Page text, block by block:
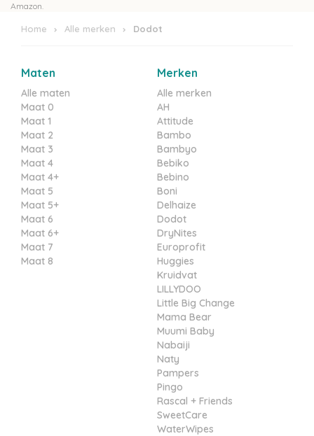
Amazon.
Home Alle merken Dodot
Maten
Alle maten
Maat 0
Maat 1
Maat 2
Maat 3
Maat 4
Maat 4+
Maat 5
Maat 5+
Maat 6
Maat 6+
Maat 7
Maat 8
Merken
Alle merken
AH
Attitude
Bambo
Bambyo
Bebiko
Bebino
Boni
Delhaize
Dodot
DryNites
Europrofit
Huggies
Kruidvat
LILLYDOO
Little Big Change
Mama Bear
Muumi Baby
Nabaiji
Naty
Pampers
Pingo
Rascal + Friends
SweetCare
WaterWipes